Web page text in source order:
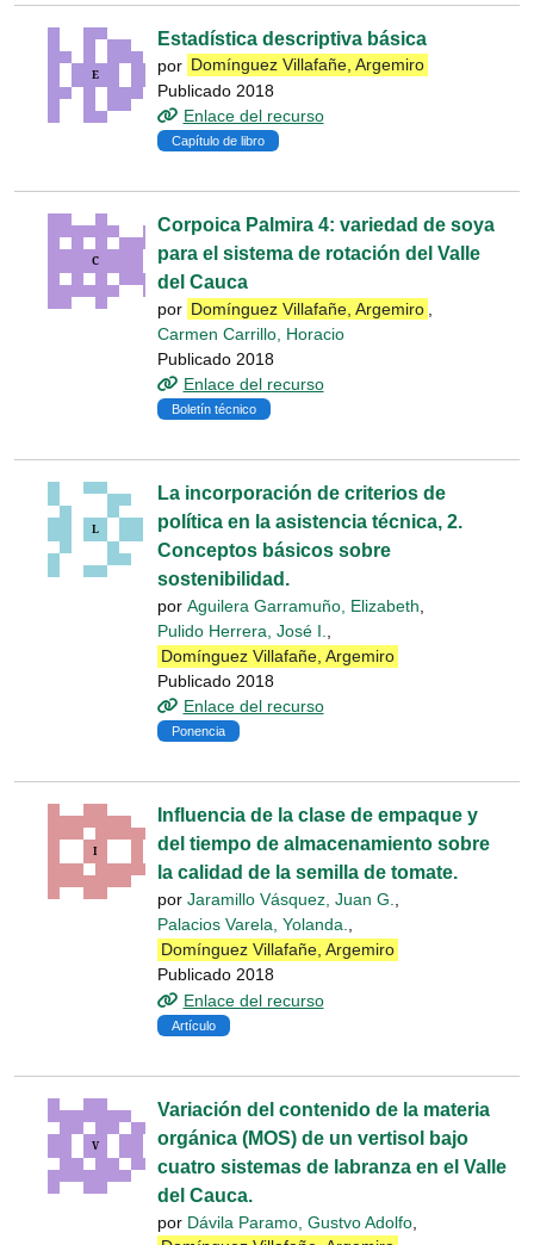
Estadística descriptiva básica
por Domínguez Villafañe, Argemiro
Publicado 2018
Enlace del recurso
Capítulo de libro
Corpoica Palmira 4: variedad de soya
para el sistema de rotación del Valle
del Cauca
por Domínguez Villafañe, Argemiro
Carmen Carrillo, Horacio
Publicado 2018
Enlace del recurso
Boletín técnico
La incorporación de criterios de
política en la asistencia técnica, 2.
Conceptos básicos sobre
sostenibilidad.
por Aguilera Garramuño, Elizabeth
Pulido Herrera, José I.
Domínguez Villafañe, Argemiro
Publicado 2018
Enlace del recurso
Ponencia
Influencia de la clase de empaque y
del tiempo de almacenamiento sobre
la calidad de la semilla de tomate.
por Jaramillo Vásquez, Juan G.,
Palacios Varela, Yolanda.,
Domínguez Villafañe, Argemiro
Publicado 2018
Enlace del recurso
Artículo
Variación del contenido de la materia
orgánica (MOS) de un vertisol bajo
cuatro sistemas de labranza en el Valle
del Cauca.
por Dávila Paramo, Gustvo Adolfo